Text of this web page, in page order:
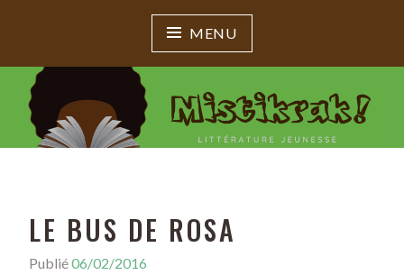
MENU
MISTIKRAK !
Littérature jeunesse
LE BUS DE ROSA
Publié06/02/2016